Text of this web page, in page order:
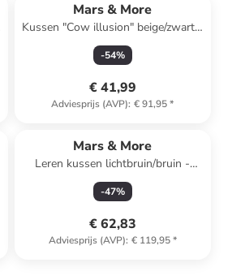
Mars & More
Kussen "Cow illusion" beige/zwart -
(L)45 x (B)45 cm
-54%
€ 41,99
Adviesprijs (AVP): € 91,95*
Mars & More
Leren kussen lichtbruin/bruin -
(L)45 x (B)45 cm
-47%
€ 62,83
Adviesprijs (AVP): € 119,95*